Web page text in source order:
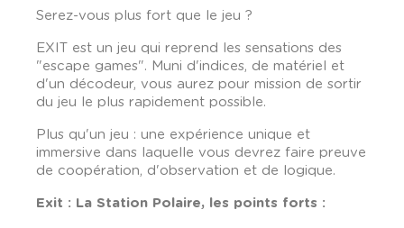
Serez-vous plus fort que le jeu ?
EXIT est un jeu qui reprend les sensations des
"escape games". Muni d'indices, de matériel et
d'un décodeur, vous aurez pour mission de sortir
du jeu le plus rapidement possible.
Plus qu'un jeu : une expérience unique et
immersive dans laquelle vous devrez faire preuve
de coopération, d'observation et de logique.
Exit : La Station Polaire, les points forts :